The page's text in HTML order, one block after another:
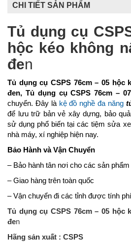
CHI TIẾT SẢN PHẨM
Tủ dụng cụ
hộc kéo không
đen
Tủ dụng cụ CSPS 76cm – 05 hộc
đen, Tủ dụng cụ CSPS 76cm –
chuyển. Đây là kệ đồ nghề đa năng
để lưu trữ bản vẻ xây dựng, bảo
sử dụng phổ biến tại các tiệm sửa
nhà máy, xí nghiệp hiện nay.
Bảo Hành và Vận Chuyển
– Bảo hành tân nơi cho các sản
– Giao hàng trên toàn quốc
– Vận chuyển đi các tỉnh được tính
Tủ dụng cụ CSPS 76cm – 05 hộc
đen
Hãng sản xuất : CSPS